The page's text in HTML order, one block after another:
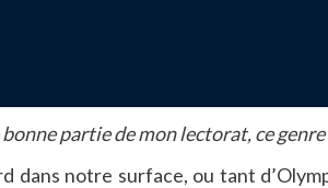
partie de mon lectorat, ce
dans notre surface, ou tant